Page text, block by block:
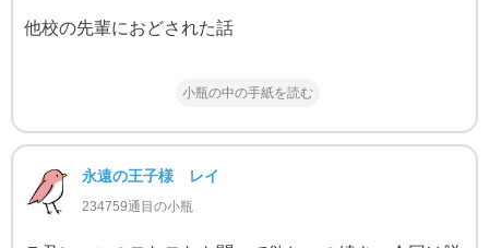
他校の先輩におどされた話
小瓶の中の手紙を読む
永遠の王子様 レイ
234759通目の小瓶